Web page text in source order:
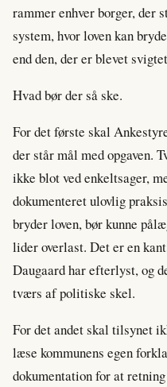
rammer enhver borger, der
system, hvor loven kan
end den, der er blevet
Hvad bør der så ske.
For det første skal
der står mål med opgaven.
ikke blot ved enkeltsager,
dokumenteret ulovlig
bryder loven, bør kunne
lider overlast. Det er en
Daugaard har efterlyst, og
tværs af politiske skel.
For det andet skal tilsynet
læse kommunens egen
dokumentation for at